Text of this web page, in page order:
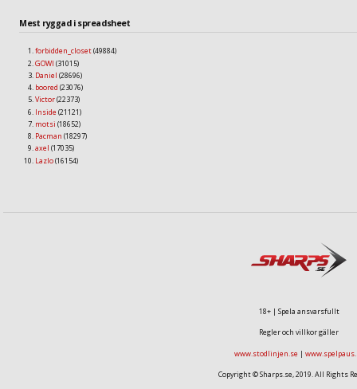
Mest ryggad i spreadsheet
forbidden_closet(49884)
GOWI (31015)
Daniel (28696)
boored (23076)
Victor(22373)
Inside (21121)
motsi (18652)
Pacman (18297)
axel (17035)
Lazlo(16154)
18+ | Spela ansvarsfullt
Regler och villkor gäller
www.stodlinjen.se |
Copyright © Sharps.se, 2019. All Rights